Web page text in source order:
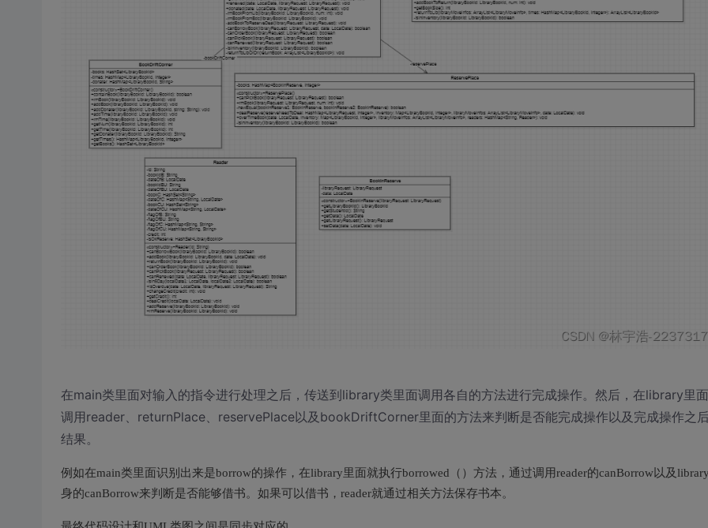
在main类里面对输入的指令进行处理之后，传送到library类里面调用各自的方法进行完成操作。然后，在library里
调用reader、returnPlace、reservePlace以及bookDriftCorner里面的方法来判断是否能完成操作以及完成操作之
结果。
例如在main类里面识别出来是borrow的操作，在library里面就执行borrowed（）方法，通过调用reader的canBorrow以及
身的canBorrow来判断是否能够借书。如果可以借书，reader就通过相关方法保存书本。